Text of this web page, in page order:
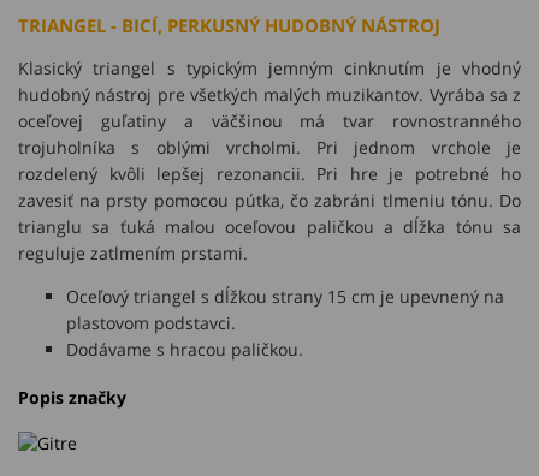
TRIANGEL - BICÍ, PERKUSNÝ HUDOBNÝ NÁSTROJ
Klasický triangel s typickým jemným cinknutím je vhodný
hudobný nástroj pre všetkých malých muzikantov. Vyrába sa z
oceľovej guľatiny a väčšinou má tvar rovnostranného
trojuholníka s oblými vrcholmi. Pri jednom vrchole je
rozdelený kvôli lepšej rezonancii. Pri hre je potrebné ho
zavesiť na prsty pomocou pútka, čo zabráni tlmeniu tónu. Do
trianglu sa ťuká malou oceľovou paličkou a dĺžka tónu sa
reguluje zatlmením prstami.
Oceľový triangel s dĺžkou strany 15 cm je upevnený na
plastovom podstavci.
Dodávame s hracou paličkou.
Popis značky